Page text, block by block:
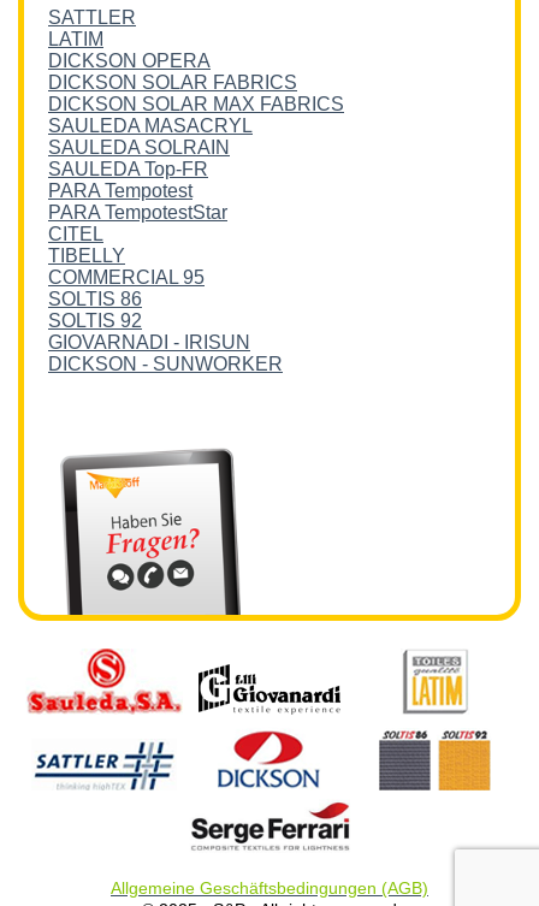
SATTLER
LATIM
DICKSON OPERA
DICKSON SOLAR FABRICS
DICKSON SOLAR MAX FABRICS
SAULEDA MASACRYL
SAULEDA SOLRAIN
SAULEDA Top-FR
PARA Tempotest
PARA TempotestStar
CITEL
TIBELLY
COMMERCIAL 95
SOLTIS 86
SOLTIS 92
GIOVARNADI - IRISUN
DICKSON - SUNWORKER
Allgemeine Geschäftsbedingungen (AGB)